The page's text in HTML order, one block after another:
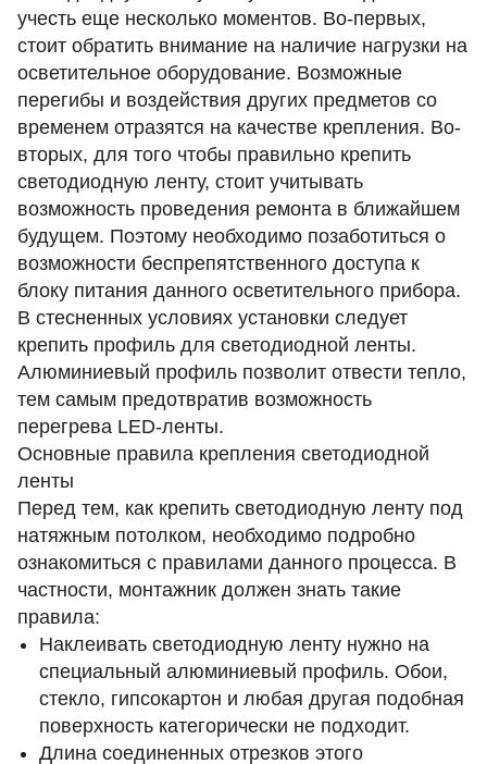
учесть еще несколько моментов. Во-первых,
стоит обратить внимание на наличие нагрузки на
осветительное оборудование. Возможные
перегибы и воздействия других предметов со
временем отразятся на качестве крепления. Во-
вторых, для того чтобы правильно крепить
светодиодную ленту, стоит учитывать
возможность проведения ремонта в ближайшем
будущем. Поэтому необходимо позаботиться о
возможности беспрепятственного доступа к
блоку питания данного осветительного прибора.
В стесненных условиях установки следует
крепить профиль для светодиодной ленты.
Алюминиевый профиль позволит отвести тепло,
тем самым предотвратив возможность
перегрева LED-ленты.
Основные правила крепления светодиодной
ленты
Перед тем, как крепить светодиодную ленту под
натяжным потолком, необходимо подробно
ознакомиться с правилами данного процесса. В
частности, монтажник должен знать такие
правила:
Наклеивать светодиодную ленту нужно на
специальный алюминиевый профиль. Обои,
стекло, гипсокартон и любая другая подобная
поверхность категорически не подходит.
Длина соединенных отрезков этого